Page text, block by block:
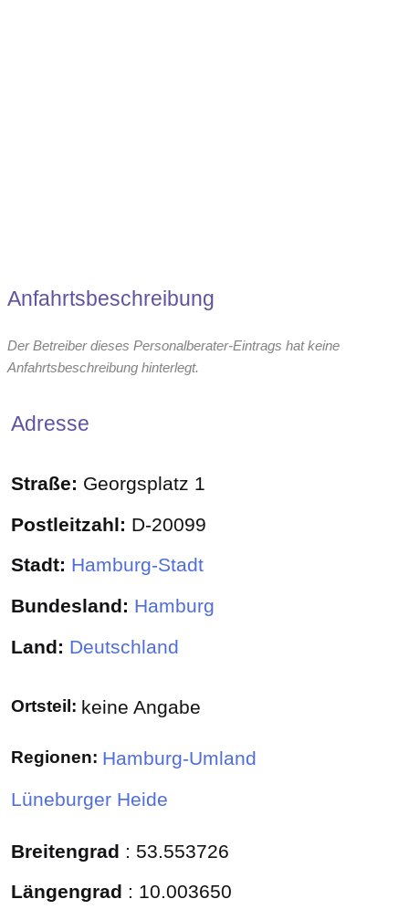
Anfahrtsbeschreibung
Der Betreiber dieses Personalberater-Eintrags hat keine
Anfahrtsbeschreibung hinterlegt.
Adresse
Straße: Georgsplatz 1
Postleitzahl: D-20099
Stadt: Hamburg-Stadt
Bundesland: Hamburg
Land: Deutschland
Ortsteil: keine Angabe
Regionen: Hamburg-Umland
Lüneburger Heide
Breitengrad : 53.553726
Längengrad : 10.003650